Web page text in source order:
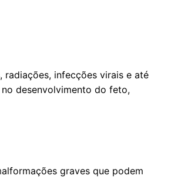
infecções virais e até
desenvolvimento do feto,
graves que podem